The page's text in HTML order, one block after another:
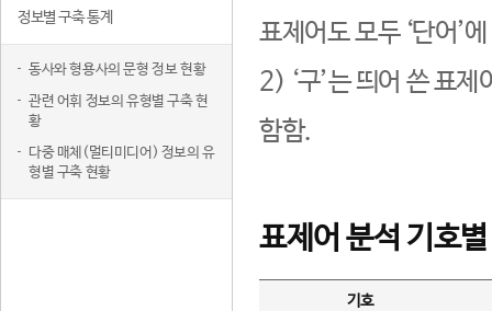
정보별 구축 통계
동사와 형용사의 문형 정보 현황
관련 어휘 정보의 유형별 구축 현
황
다중 매체(멀티미디어) 정보의 유
형별 구축 현황
표제어도 모두 ‘단어’
2) ‘구’는 띄어 쓴 표
함함.
표제어 분석 기호
기호